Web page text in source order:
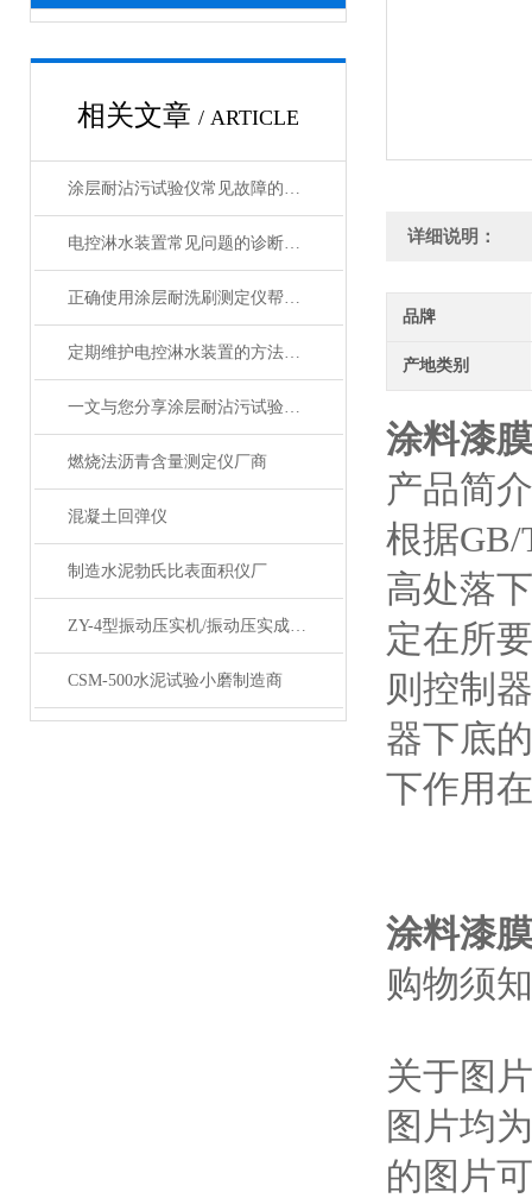
相关文章 / ARTICLE
涂层耐沾污试验仪常见故障的快速诊断与精准解决方法分享
电控淋水装置常见问题的诊断与解决方法分享
正确使用涂层耐洗刷测定仪帮助能更准确的评估涂层性能
定期维护电控淋水装置的方法及重要性介绍
一文与您分享涂层耐沾污试验仪的正确操作步骤
燃烧法沥青含量测定仪厂商
混凝土回弹仪
制造水泥勃氏比表面积仪厂
ZY-4型振动压实机/振动压实成型机
CSM-500水泥试验小磨制造商
详细说明：
品牌
产地类别
涂料漆
产品简介
根据GB/
高处落
定在所
则控制
器下底
下作用
涂料漆
购物须知
关于图
图片均
的图片